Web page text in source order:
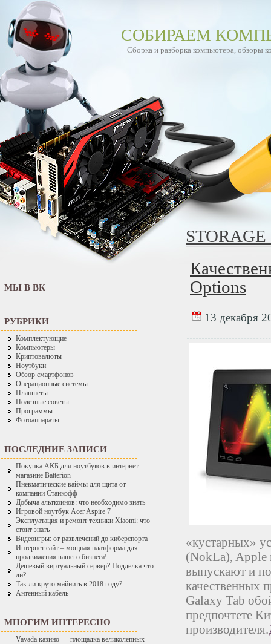
СОБИРАЕМ
Сборка и разборка компьютера, обзоры
МЫ В ВК
РУБРИКИ
Комплектующие
Компьютеры
Криптовалюты
Ноутбуки
Обзор смартфонов
Операционные системы
Планшеты
Полезные советы
Программы
Фотоаппараты
ПОСЛЕДНИЕ ЗАПИСИ
Покупка АКБ для ноутбуков в интернет-
магазине Batterion
Пневматические ваймы для щита от
компании Станкофф
Добыча альткоинов: что необходимо знать
Игровой ноутбук Acer Aspire 7
Эксплуатация и ремонт техники Xiaomi: что
стоит знать
Видеоигры: от развлечений до киберспорта
Интернет сайт – мощная платформа для
продвижения вашего бизнеса!
Дешевый виртуальный сервер? Подделка что
ли?
Так ли круто майнить в 2018 году?
Антенный кабель
МНОГИМ ИНТЕРЕСНО
Vavada казино — площадка великолепных
Options
13 декабря
«кустарных»
(NokLa), Apple
выпускают и
качественных
Galaxy Tab
предпочтете
производителя.